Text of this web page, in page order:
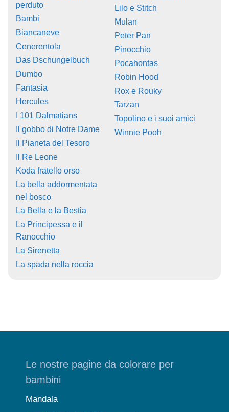
perduto
Bambi
Biancaneve
Cenerentola
Das Dschungelbuch
Dumbo
Fantasia
Hercules
I 101 Dalmatians
Il gobbo di Notre Dame
Il Pianeta del Tesoro
Il Re Leone
Koda fratello orso
La bella addormentata
nel bosco
La Bella e la Bestia
La Principessa e il
Ranocchio
La Sirenetta
La spada nella roccia
Lilo e Stitch
Mulan
Peter Pan
Pinocchio
Pocahontas
Robin Hood
Rox e Rouky
Tarzan
Topolino e i suoi amici
Winnie Pooh
Le nostre pagine da colorare per
bambini
Mandala